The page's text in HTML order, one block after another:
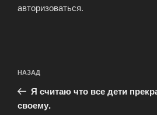
авторизоваться.
по
записям
Предыдущая
запись:
НАЗАД
Я считаю что все дети
своему.